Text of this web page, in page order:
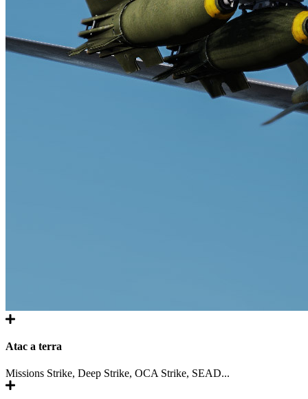
Atac a terra
Missions Strike, Deep Strike, OCA Strike, SEAD...